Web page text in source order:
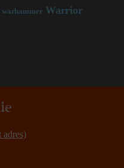
warhammer Warrior
adres)